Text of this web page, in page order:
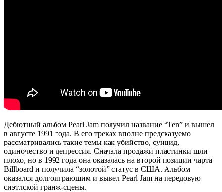
Дебютный альбом Pearl Jam получил название “Ten” и вышел
в августе 1991 года. В его треках вполне предсказуемо
рассматривались такие темы как убийство, суицид,
одиночество и депрессия. Сначала продажи пластинки шли
плохо, но в 1992 года она оказалась на второй позиции чарта
Billboard и получила “золотой” статус в США. Альбом
оказался долгоиграющим и вывел Pearl Jam на передовую
сиэтлской гранж-сцены.